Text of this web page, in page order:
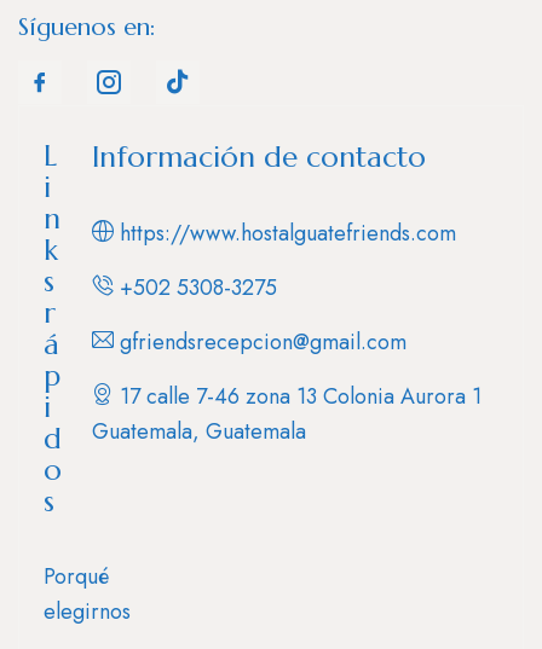
Síguenos en:
L
i
n
k
s
r
á
p
i
d
o
s
Porqué
elegirnos
Información de contacto
https://www.hostalguatefriends.com
+502 5308-3275
gfriendsrecepcion@gmail.com
17 calle 7-46 zona 13 Colonia Aurora 1
Guatemala, Guatemala